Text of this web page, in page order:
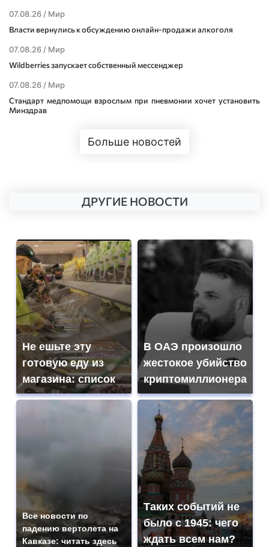
07.08.26 / Мир
Власти вернулись к обсуждению онлайн-продажи алкоголя
07.08.26 / Мир
Wildberries запускает собственный мессенджер
07.08.26 / Мир
Стандарт медпомощи взрослым при пневмонии хочет установить
Минздрав
Больше новостей
ДРУГИЕ НОВОСТИ
Не ешьте эту
готовую еду из
магазина: список
В ОАЭ произошло
жестокое убийство
криптомиллионера
Все новости по
падению вертолета на
Кавказе: читать здесь
Таких событий не
было с 1945: чего
ждать всем нам?